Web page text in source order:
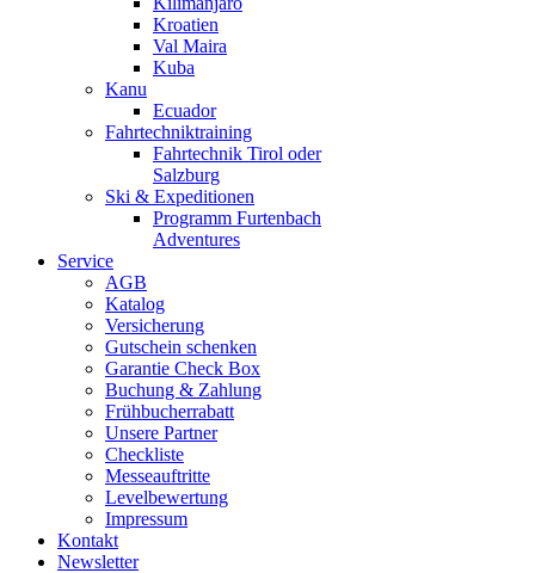
Kroatien
Val Maira
Kuba
Kanu
Ecuador
Fahrtechniktraining
Fahrtechnik Tirol oder
Salzburg
Ski & Expeditionen
Programm Furtenbach
Adventures
Service
AGB
Katalog
Versicherung
Gutschein schenken
Garantie Check Box
Buchung & Zahlung
Frühbucherrabatt
Unsere Partner
Checkliste
Messeauftritte
Levelbewertung
Impressum
Kontakt
Newsletter